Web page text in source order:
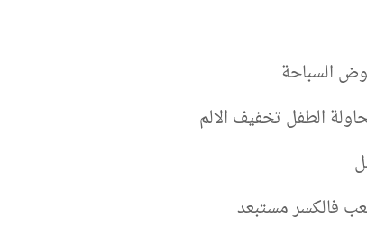
السباحة
الطفل تخفيف الالم
فالكسر مستبعد